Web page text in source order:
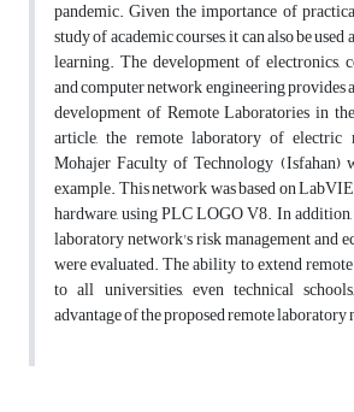
pandemic. Given the importance of
study of academic courses, it can also be
learning. The development of electronics,
and computer network engineering provides
development of Remote Laboratories in
article, the remote laboratory of electric
Mohajer Faculty of Technology (Isfahan)
example. This network was based on
hardware, using PLC LOGO V8. In
laboratory network's risk management and
were evaluated. The ability to extend
to all universities, even technical
advantage of the proposed remote